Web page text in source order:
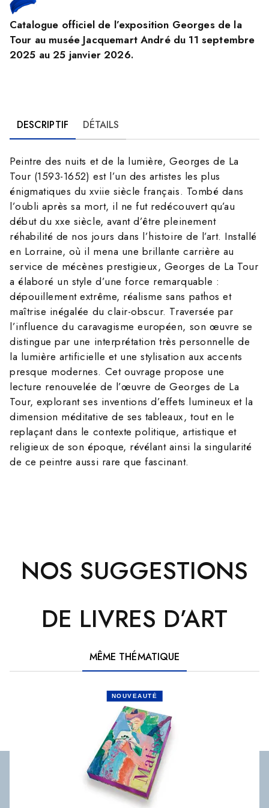
Catalogue officiel de l’exposition Georges de la
Tour au musée Jacquemart André du 11 septembre
2025 au 25 janvier 2026.
DESCRIPTIF DÉTAILS
Peintre des nuits et de la lumière, Georges de La
Tour (1593-1652) est l’un des artistes les plus
énigmatiques du xviie siècle français. Tombé dans
l’oubli après sa mort, il ne fut redécouvert qu’au
début du xxe siècle, avant d’être pleinement
réhabilité de nos jours dans l’histoire de l’art. Installé
en Lorraine, où il mena une brillante carrière au
service de mécènes prestigieux, Georges de La Tour
a élaboré un style d’une force remarquable :
dépouillement extrême, réalisme sans pathos et
maîtrise inégalée du clair-obscur. Traversée par
l’influence du caravagisme européen, son œuvre se
distingue par une interprétation très personnelle de
la lumière artificielle et une stylisation aux accents
presque modernes. Cet ouvrage propose une
lecture renouvelée de l’œuvre de Georges de La
Tour, explorant ses inventions d’effets lumineux et la
dimension méditative de ses tableaux, tout en le
replaçant dans le contexte politique, artistique et
religieux de son époque, révélant ainsi la singularité
de ce peintre aussi rare que fascinant.
NOS SUGGESTIONS
DE LIVRES D’ART
MÊME THÉMATIQUE
NOUVEAUTÉ